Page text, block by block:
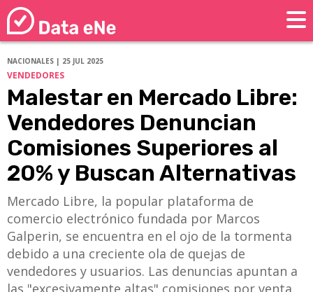
NACIONALES | 25 JUL 2025
VENDEDORES
Malestar en Mercado Libre:
Vendedores Denuncian
Comisiones Superiores al
20% y Buscan Alternativas
Mercado Libre, la popular plataforma de
comercio electrónico fundada por Marcos
Galperin, se encuentra en el ojo de la tormenta
debido a una creciente ola de quejas de
vendedores y usuarios. Las denuncias apuntan a